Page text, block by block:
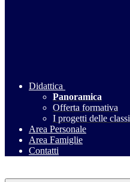
Didattica
Panoramica
Offerta formativa
I progetti delle classi
Area Personale
Area Famiglie
Contatti